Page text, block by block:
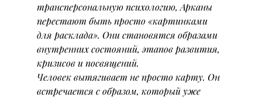
трансперсональную психологию, Арканы
перестают быть просто «картинками
для расклада». Они становятся образами
внутренних состояний, этапов развития,
кризисов и посвящений.
Человек вытягивает не просто карту. Он
встречается с образом, который уже